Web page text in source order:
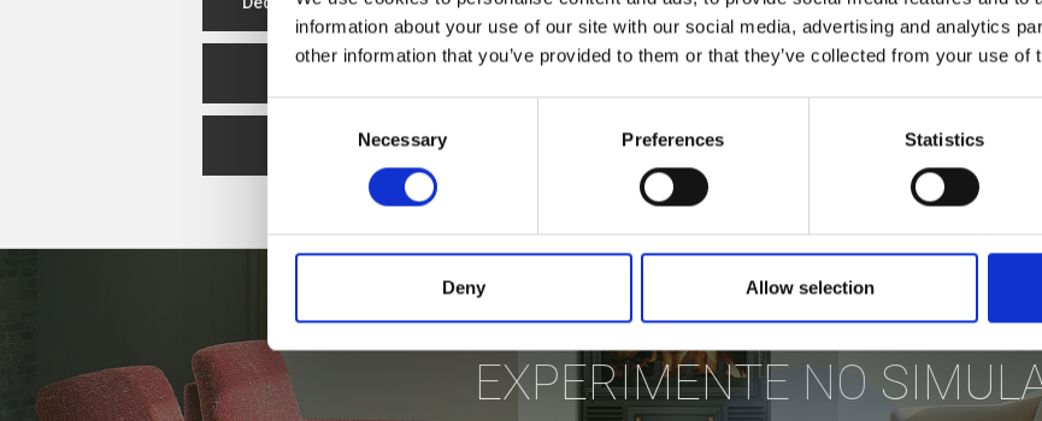
information about your use of our site with our social media, advertising and analytics
other information that you’ve provided to them or that they’ve collected from your use of
Consent
Necessary Preferences Statistics
Deny Allow selection
Spare Parts
EXPERIMENTE NO